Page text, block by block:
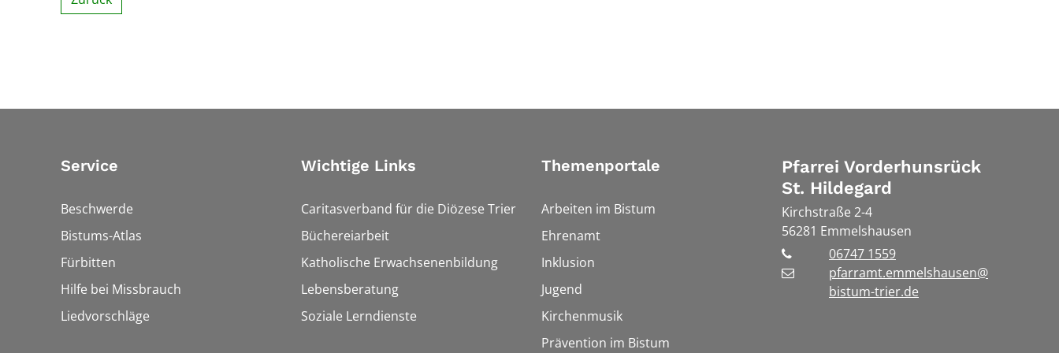
Service
Beschwerde
Bistums-Atlas
Fürbitten
Hilfe bei Missbrauch
Liedvorschläge
Wichtige Links
Caritasverband für die Diözese Trier
Büchereiarbeit
Katholische Erwachsenenbildung
Lebensberatung
Soziale Lerndienste
Themenportale
Arbeiten im Bistum
Ehrenamt
Inklusion
Jugend
Kirchenmusik
Prävention im Bistum
Pfarrei Vorderhunsrück
St. Hildegard
Kirchstraße 2-4
56281 Emmelshausen
06747 1559
pfarramt.emmelshausen@
bistum-trier.de